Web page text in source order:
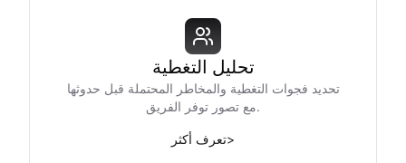
تحليل التغطية
تحديد فجوات التغطية والمخاطر المحتملة قبل حدوثها
مع تصور توفر الفريق.
تعرف أكثر>